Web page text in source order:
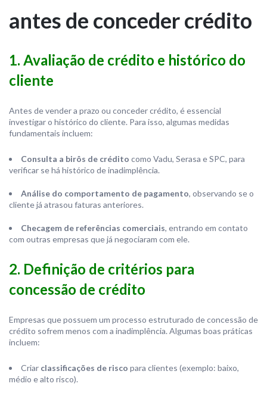
antes de conceder crédito
1. Avaliação de crédito e histórico do
cliente
Antes de vender a prazo ou conceder crédito, é essencial
investigar o histórico do cliente. Para isso, algumas medidas
fundamentais incluem:
Consulta a birôs de crédito como Vadu, Serasa e SPC, para
verificar se há histórico de inadimplência.
Análise do comportamento de pagamento, observando se o
cliente já atrasou faturas anteriores.
Checagem de referências comerciais, entrando em contato
com outras empresas que já negociaram com ele.
2. Definição de critérios para
concessão de crédito
Empresas que possuem um processo estruturado de concessão de
crédito sofrem menos com a inadimplência. Algumas boas práticas
incluem:
Criar classificações de risco para clientes (exemplo: baixo,
médio e alto risco).